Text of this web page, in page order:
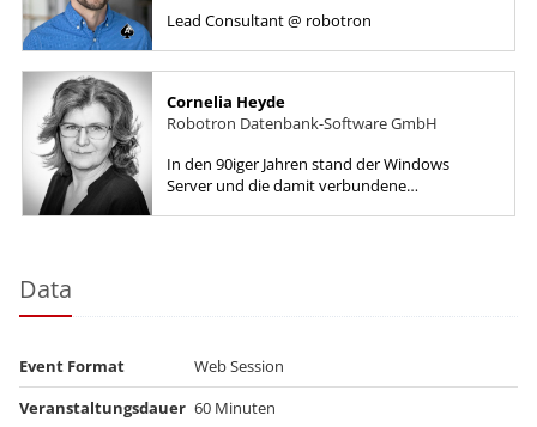
Lead Consultant @ robotron
Cornelia Heyde
Robotron Datenbank-Software GmbH
In den 90iger Jahren stand der Windows
Server und die damit verbundene
Data
Event Format
Web Session
Veranstaltungsdauer 60 Minuten